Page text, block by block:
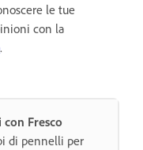
le tue
con la
.
Fresco
di pennelli per